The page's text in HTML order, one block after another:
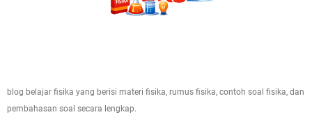
blog belajar fisika yang berisi materi fisika, rumus fisika, contoh soal fisika, dan
pembahasan soal secara lengkap.